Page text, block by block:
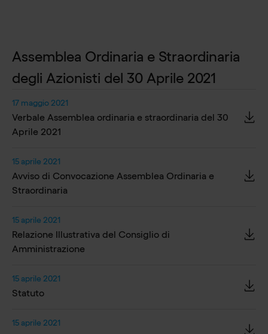
Assemblea Ordinaria e Straordinaria
degli Azionisti del 30 Aprile 2021
17 maggio 2021
Verbale Assemblea ordinaria e straordinaria del 30
Aprile 2021
15 aprile 2021
Avviso di Convocazione Assemblea Ordinaria e
Straordinaria
15 aprile 2021
Relazione Illustrativa del Consiglio di
Amministrazione
15 aprile 2021
Statuto
15 aprile 2021